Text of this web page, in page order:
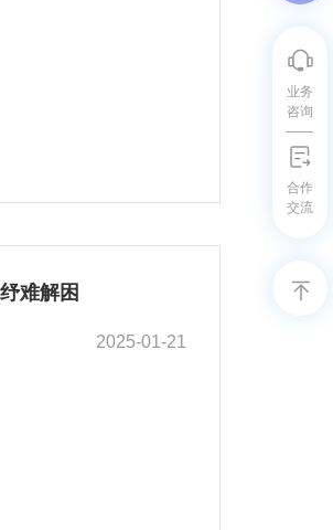
难解困
2025-01-21
业务
咨询
合作
交流